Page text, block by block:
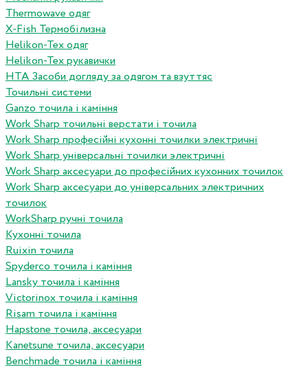
Thermowave одяг
X-Fish Термобілизна
Helikon-Tex одяг
Helikon-Tex рукавички
HTA Засоби догляду за одягом та взуттяс
Точильні системи
Ganzo точила і каміння
Work Sharp точильні верстати і точила
Work Sharp професiйнi кухоннi точилки электричнi
Work Sharp унiверсальнi точилки электричнi
Work Sharp аксесуари до професiйних кухонних точилок
Work Sharp аксесуари до унiверсальних электричних
точилок
WorkSharp ручні точила
Кухонні точила
Ruixin точила
Spyderco точила і каміння
Lansky точила і каміння
Victorinox точила і каміння
Risam точила і каміння
Hapstone точила, аксесуари
Kanetsune точила, аксесуари
Benchmade точила і каміння